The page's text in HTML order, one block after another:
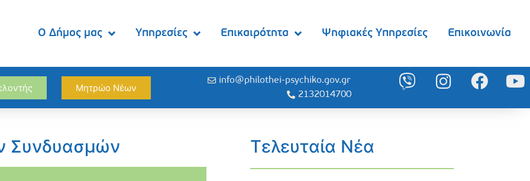
Ο Δήμος μας Υπηρεσίες Επικαιρότητα Ψηφιακές Υπηρεσίες Επικοινωνία
Μητρώο Νέων
info@philothei-psychiko.gov.gr
2132014700
Συνδυασμών Τελευταία Νέα